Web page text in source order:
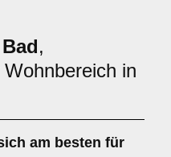
Bad,
in
am besten für